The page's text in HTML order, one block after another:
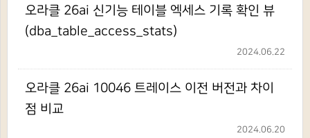
오라클 26ai 신기능 테이블 엑세스 기록 확인 뷰
(dba_table_access_stats)
2024.06.22
오라클 26ai 10046 트레이스 이전 버전과 차이
점 비교
2024.06.20